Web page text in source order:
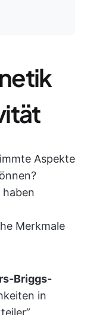
Aspekte
Merkmale
Briggs-
in